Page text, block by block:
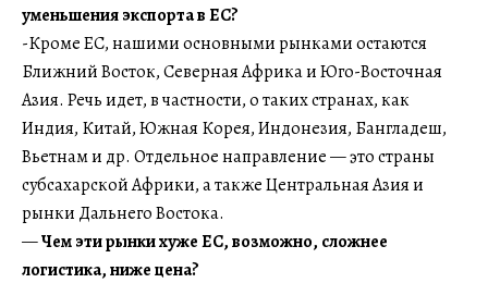
уменьшения экспорта в ЕС?
-Кроме ЕС, нашими основными рынками остаются
Ближний Восток, Северная Африка и Юго-Восточная
Азия. Речь идет, в частности, о таких странах, как
Индия, Китай, Южная Корея, Индонезия, Бангладеш,
Вьетнам и др. Отдельное направление — это страны
субсахарской Африки, а также Центральная Азия и
рынки Дальнего Востока.
—Чем эти рынки хуже ЕС, возможно, сложнее
логистика, ниже цена?